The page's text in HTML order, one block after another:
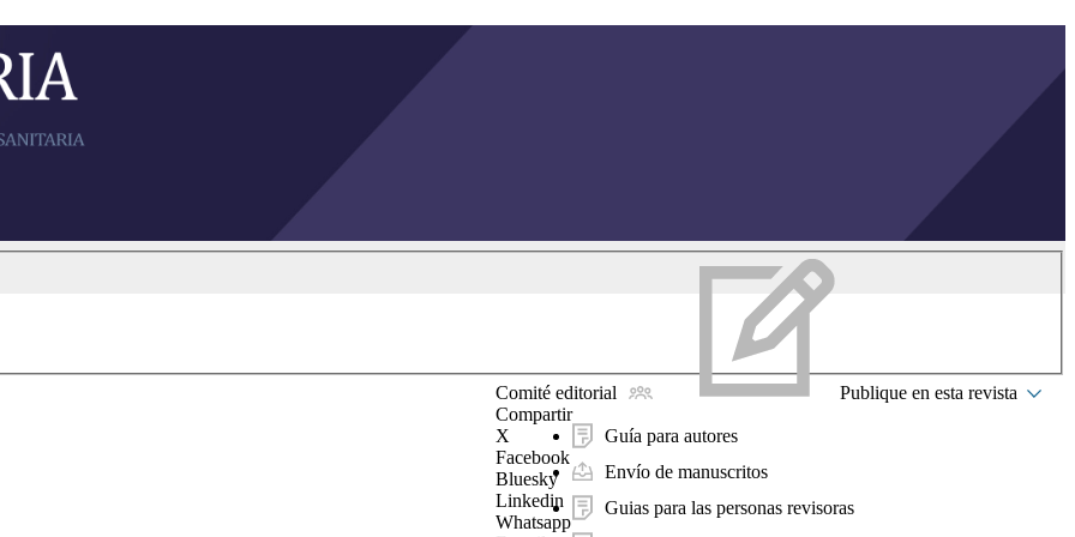
Comité editorial Publique en esta revista
Guía para autores
Envío de manuscritos
Guias para las personas revisoras
Compartir
X
Facebook
Bluesky
Linkedin
Whatsapp